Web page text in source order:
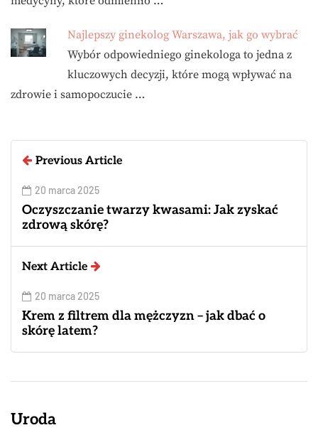
Najlepszy ginekolog Warszawa, jak go wybrać
Wybór odpowiedniego ginekologa to jedna z
kluczowych decyzji, które mogą wpływać na
zdrowie i samopoczucie …
Previous Article
20 marca 2025
Oczyszczanie twarzy kwasami: Jak zyskać
zdrową skórę?
Next Article
20 marca 2025
Krem z filtrem dla mężczyzn – jak dbać o
skórę latem?
Uroda